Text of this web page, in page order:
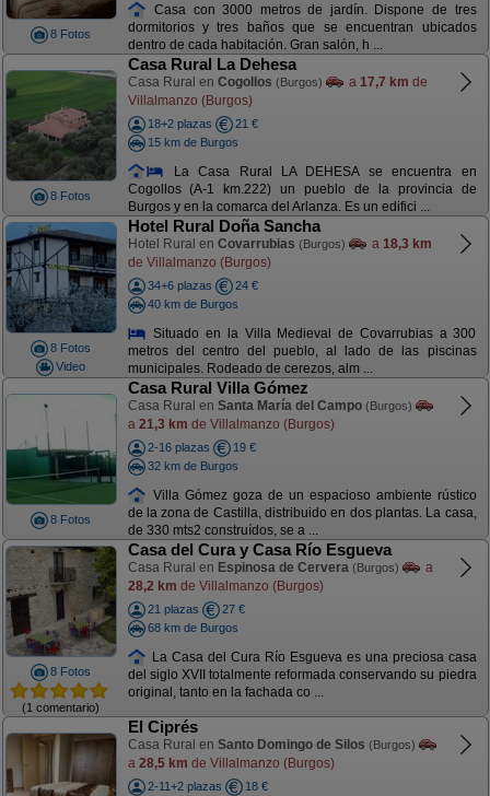
8 Fotos
Casa con 3000 metros de jardín. Dispone de tres
dormitorios y tres baños que se encuentran ubicados
dentro de cada habitación. Gran salón, h ...
8 Fotos
Casa Rural La Dehesa
Casa Rural en Cogollos (Burgos) a 17,7 km de
Villalmanzo (Burgos)
18+2 plazas
21 €
15 km de Burgos
La Casa Rural LA DEHESA se encuentra en
Cogollos (A-1 km.222) un pueblo de la provincia de
Burgos y en la comarca del Arlanza. Es un edifici ...
8 Fotos
Video
Hotel Rural Doña Sancha
Hotel Rural en Covarrubias (Burgos) a 18,3 km
de Villalmanzo (Burgos)
34+6 plazas
24 €
40 km de Burgos
Situado en la Villa Medieval de Covarrubias a 300
metros del centro del pueblo, al lado de las piscinas
municipales. Rodeado de cerezos, alm ...
8 Fotos
Casa Rural Villa Gómez
Casa Rural en Santa María del Campo (Burgos)
a 21,3 km de Villalmanzo (Burgos)
2-16 plazas
19 €
32 km de Burgos
Villa Gómez goza de un espacioso ambiente rústico
de la zona de Castilla, distribuido en dos plantas. La casa,
de 330 mts2 construídos, se a ...
8 Fotos
(1 comentario)
Casa del Cura y Casa Río Esgueva
Casa Rural en Espinosa de Cervera (Burgos)
a
28,2 km de Villalmanzo (Burgos)
21 plazas
27 €
68 km de Burgos
La Casa del Cura Río Esgueva es una preciosa casa
del siglo XVII totalmente reformada conservando su piedra
original, tanto en la fachada co ...
El Ciprés
Casa Rural en Santo Domingo de Silos (Burgos)
a 28,5 km de Villalmanzo (Burgos)
2-11+2 plazas
18 €